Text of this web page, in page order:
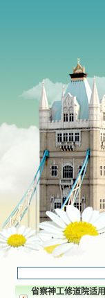
省察神工修道院适